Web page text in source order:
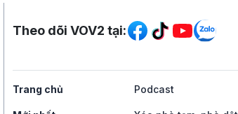
Mạng xã hội
Theo dõi VOV2 tại:
Trang chủ Podcast